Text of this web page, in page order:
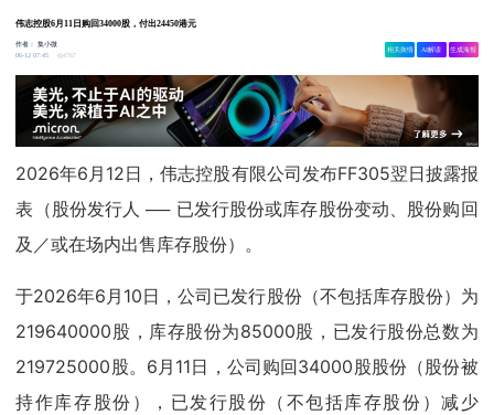
伟志控股6月11日购回34000股，付出24450港元
作者：集小微
06-12 07:45
4767
相关舆情 AI解读 生成海报
2026年6月12日，伟志控股有限公司发布FF305翌日披露报
表（股份发行人 ── 已发行股份或库存股份变动、股份购回
及／或在场内出售库存股份）。
于2026年6月10日，公司已发行股份（不包括库存股份）为
219640000股，库存股份为85000股，已发行股份总数为
219725000股。6月11日，公司购回34000股股份（股份被
持作库存股份），已发行股份（不包括库存股份）减少